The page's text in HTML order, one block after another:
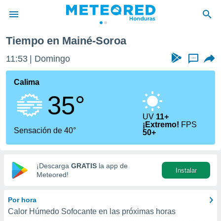
de
ha sido
calidad.
a este
las
y
basada
Tiempo en Mainé-Soroa
11:53 Domingo ...
Calima
35°
Sensación de 40°
UV 11+
¡Extremo! FPS
50+
¡Descarga GRATIS la app de
Meteored!
Instalar
Por hora
Calor Húmedo Sofocante en las próximas horas